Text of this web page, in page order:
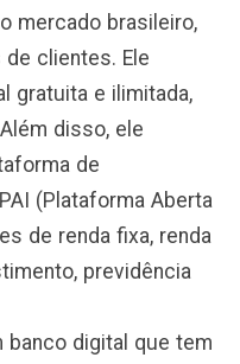
mercado brasileiro,
clientes. Ele
gratuita e ilimitada,
disso, ele
de
(Plataforma Aberta
de renda fixa, renda
previdência
banco digital que tem